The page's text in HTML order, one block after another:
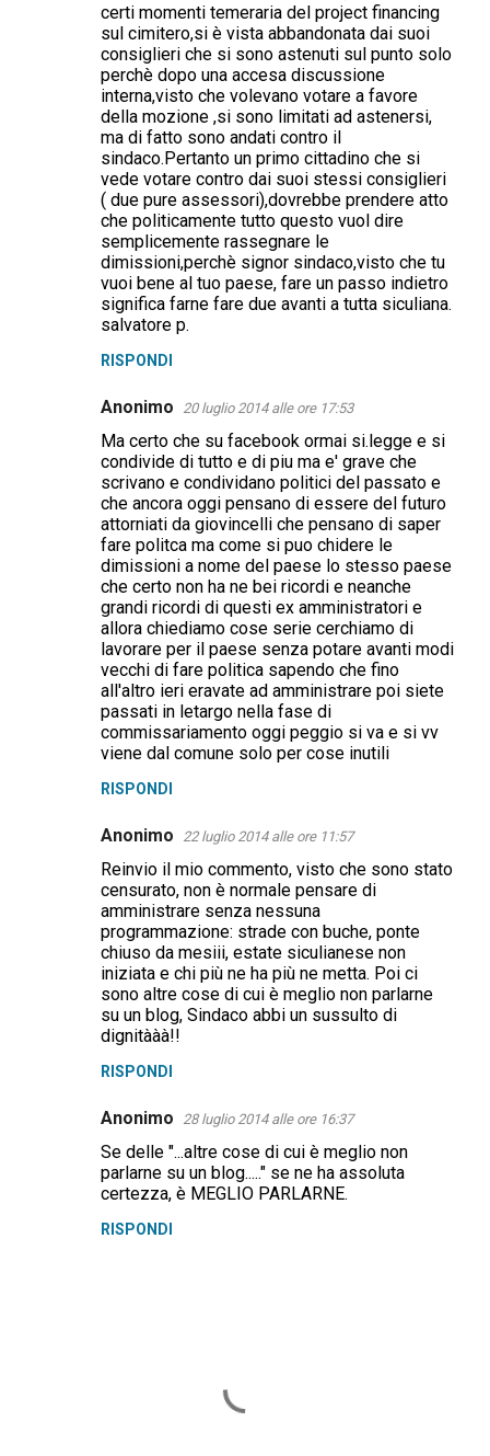
certi momenti temeraria del project financing
sul cimitero,si è vista abbandonata dai suoi
consiglieri che si sono astenuti sul punto solo
perchè dopo una accesa discussione
interna,visto che volevano votare a favore
della mozione ,si sono limitati ad astenersi,
ma di fatto sono andati contro il
sindaco.Pertanto un primo cittadino che si
vede votare contro dai suoi stessi consiglieri
( due pure assessori),dovrebbe prendere atto
che politicamente tutto questo vuol dire
semplicemente rassegnare le
dimissioni,perchè signor sindaco,visto che tu
vuoi bene al tuo paese, fare un passo indietro
significa farne fare due avanti a tutta siculiana.
salvatore p.
RISPONDI
Anonimo 20 luglio 2014 alle ore 17:53
Ma certo che su facebook ormai si.legge e si
condivide di tutto e di piu ma e' grave che
scrivano e condividano politici del passato e
che ancora oggi pensano di essere del futuro
attorniati da giovincelli che pensano di saper
fare politca ma come si puo chidere le
dimissioni a nome del paese lo stesso paese
che certo non ha ne bei ricordi e neanche
grandi ricordi di questi ex amministratori e
allora chiediamo cose serie cerchiamo di
lavorare per il paese senza potare avanti modi
vecchi di fare politica sapendo che fino
all'altro ieri eravate ad amministrare poi siete
passati in letargo nella fase di
commissariamento oggi peggio si va e si vv
viene dal comune solo per cose inutili
RISPONDI
Anonimo 22 luglio 2014 alle ore 11:57
Reinvio il mio commento, visto che sono stato
censurato, non è normale pensare di
amministrare senza nessuna
programmazione: strade con buche, ponte
chiuso da mesiii, estate siculianese non
iniziata e chi più ne ha più ne metta. Poi ci
sono altre cose di cui è meglio non parlarne
su un blog, Sindaco abbi un sussulto di
dignitààà!!
RISPONDI
Anonimo 28 luglio 2014 alle ore 16:37
Se delle "...altre cose di cui è meglio non
parlarne su un blog....." se ne ha assoluta
certezza, è MEGLIO PARLARNE.
RISPONDI